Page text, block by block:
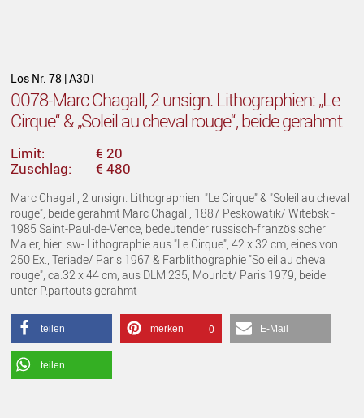
Los Nr. 78 | A301
0078-Marc Chagall, 2 unsign. Lithographien: „Le
Cirque“ & „Soleil au cheval rouge“, beide gerahmt
Limit:
€ 20
Zuschlag:
€ 480
Marc Chagall, 2 unsign. Lithographien: "Le Cirque" & "Soleil au cheval
rouge", beide gerahmt Marc Chagall, 1887 Peskowatik/ Witebsk -
1985 Saint-Paul-de-Vence, bedeutender russisch-französischer
Maler, hier: sw- Lithographie aus "Le Cirque", 42 x 32 cm, eines von
250 Ex., Teriade/ Paris 1967 & Farblithographie "Soleil au cheval
rouge", ca.32 x 44 cm, aus DLM 235, Mourlot/ Paris 1979, beide
unter P.partouts gerahmt
teilen merken 0 E-Mail
teilen